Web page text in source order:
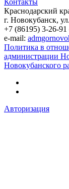
Краснодарский
г. Новокубанск,
+7 (86195) 3-26-
e-mail:
Политика в
администрации
Новокубанского
Авторизация